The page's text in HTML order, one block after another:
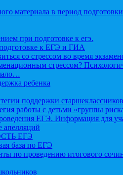
материала в период
при подготовке к егэ.
к ЕГЭ и ГИА
со стрессом во время
стрессом?
ребенка
поддержки старшеклассников
работы с детьми «группы
ЕГЭ. Информация для
апелляций
ЕГЭ
база по ЕГЭ
по проведению итогового